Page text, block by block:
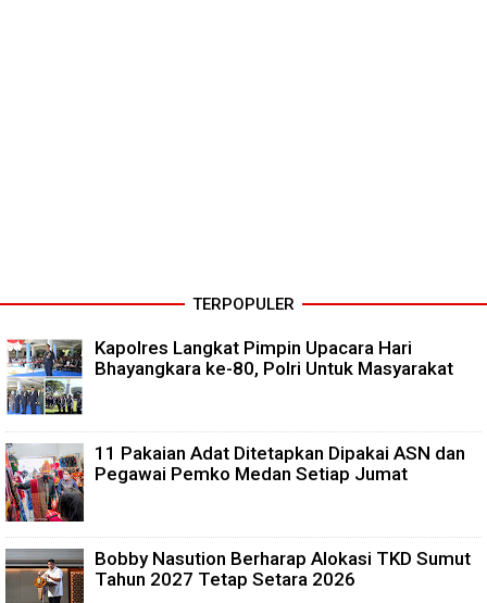
TERPOPULER
Kapolres Langkat Pimpin Upacara Hari
Bhayangkara ke-80, Polri Untuk Masyarakat
11 Pakaian Adat Ditetapkan Dipakai ASN dan
Pegawai Pemko Medan Setiap Jumat
Bobby Nasution Berharap Alokasi TKD Sumut
Tahun 2027 Tetap Setara 2026